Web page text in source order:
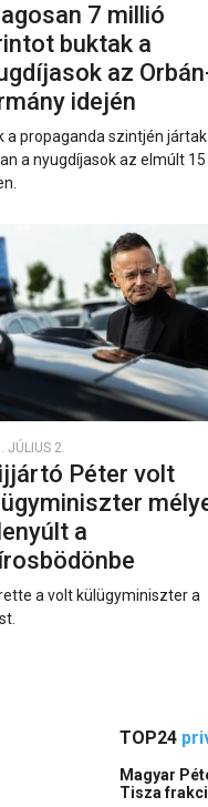
7 millió
buktak a
az
idején
a propaganda szintjén jártak
a nyugdíjasok az elmúlt 15
JÚLIUS 2.
Péter volt
a
a volt külügyminiszter a
TOP24
Magyar
Tisza